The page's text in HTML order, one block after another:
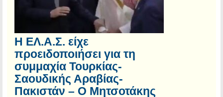
Η ΕΛ.Α.Σ. είχε
προειδοποιήσει για τη
συμμαχία Τουρκίας-
Σαουδικής Αραβίας-
Πακιστάν – Ο Μητσοτάκης